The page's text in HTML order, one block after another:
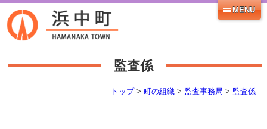
MENU
監査係
トップ> 町の組織 > 監査事務局 > 監査係